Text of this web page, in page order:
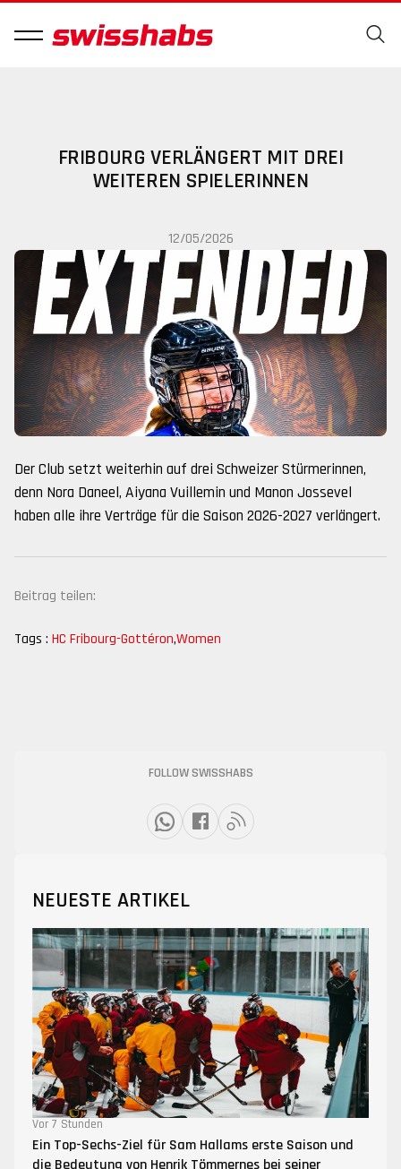
FRIBOURG VERLÄNGERT MIT DREI
WEITEREN SPIELERINNEN
12/05/2026
Der Club setzt weiterhin auf drei Schweizer Stürmerinnen,
denn Nora Daneel, Aiyana Vuillemin und Manon Jossevel
haben alle ihre Verträge für die Saison 2026-2027 verlängert.
Beitrag teilen:
Tags : HC Fribourg-Gottéron,Women
FOLLOW SWISSHABS
NEUESTE ARTIKEL
Vor 7 Stunden
Ein Top-Sechs-Ziel für Sam Hallams erste Saison und
die Bedeutung von Henrik Tömmernes bei seiner